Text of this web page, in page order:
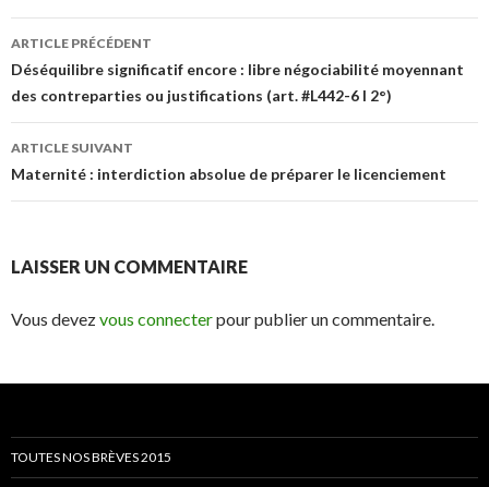
Navigation
des
articles
ARTICLE PRÉCÉDENT
Déséquilibre significatif encore : libre négociabilité moyennant
des contreparties ou justifications (art. #L442-6 I 2°)
ARTICLE SUIVANT
Maternité : interdiction absolue de préparer le licenciement
LAISSER UN COMMENTAIRE
Vous devezvous connecterpour publier un commentaire.
TOUTES NOS BRÈVES 2015